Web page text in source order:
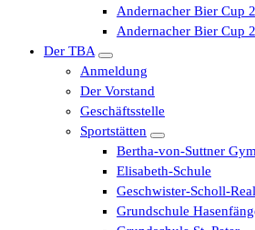
Andernacher Bier Cup
Andernacher Bier Cup
Der TBA
Anmeldung
Der Vorstand
Geschäftsstelle
Sportstätten
Bertha-von-Suttner
Elisabeth-Schule
Geschwister-Scholl-
Grundschule